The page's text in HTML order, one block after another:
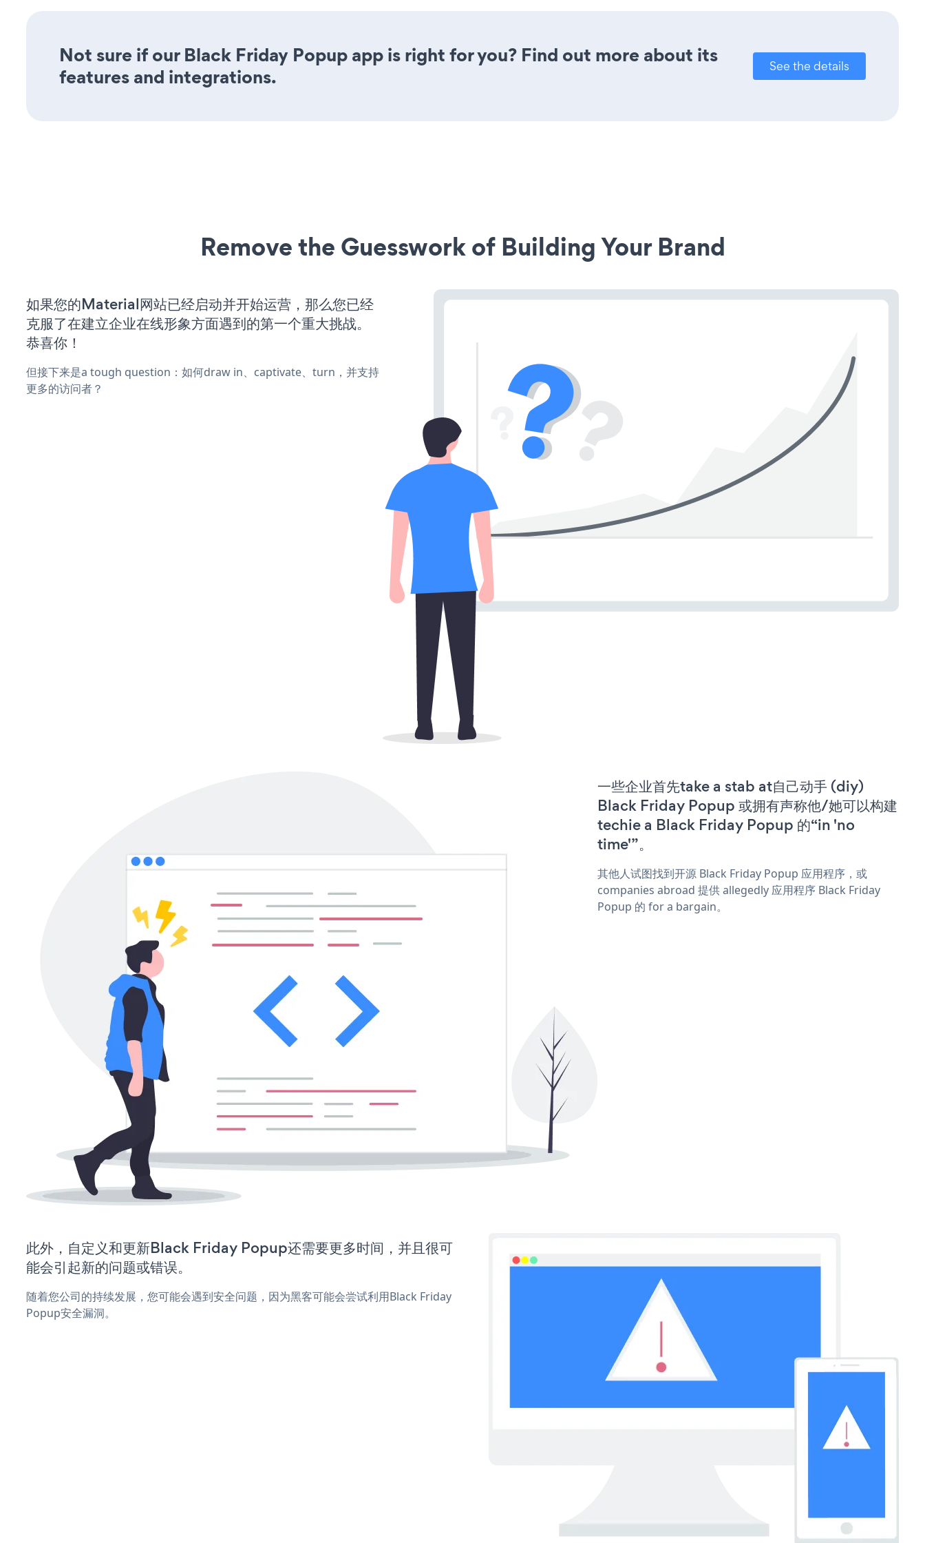
Not sure if our Black Friday Popup app is right for you? Find out more about its
features and integrations.
See the details
Remove the Guesswork of Building Your Brand
如果您的Material网站已经启动并开始运营，那么您已经
克服了在建立企业在线形象方面遇到的第一个重大挑战。
恭喜你！
但接下来是a tough question：如何draw in、captivate、turn，并支持
更多的访问者？
一些企业首先take a stab at自己动手 (diy)
Black Friday Popup 或拥有声称他/她可以构建
techie a Black Friday Popup 的“in 'no
time'”。
其他人试图找到开源 Black Friday Popup 应用程序，或
companies abroad 提供 allegedly 应用程序 Black Friday
Popup 的 for a bargain。
此外，自定义和更新Black Friday Popup还需要更多时间，并且很可
能会引起新的问题或错误。
随着您公司的持续发展，您可能会遇到安全问题，因为黑客可能会尝试利用Black Friday
Popup安全漏洞。